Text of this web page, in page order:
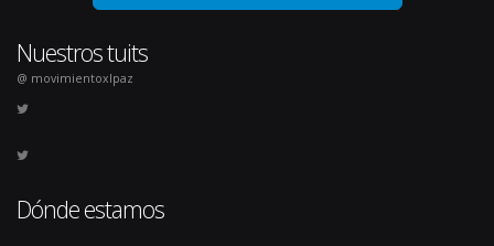
Nuestros tuits
@ movimientoxlpaz
Dónde estamos